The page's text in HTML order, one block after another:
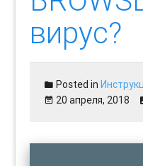
вирус?
Posted in
20 апреля, 2018